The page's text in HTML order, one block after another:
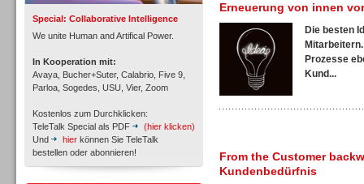
Special: Collaborative Intelligence
We unite Human and Artifical Power.
In Kooperation mit:
Avaya, Bucher+Suter, Calabrio, Five 9,
Parloa, Sogedes, USU, Vier, Zoom
Kostenlos zum Durchklicken:
TeleTalk Special als PDF
(hier klicken)
Und
hier können Sie TeleTalk
bestellen oder abonnieren!
Erneuerung von innen
Die besten
Prozesse
Kund...
From the Customer
Kundenbedürfnis